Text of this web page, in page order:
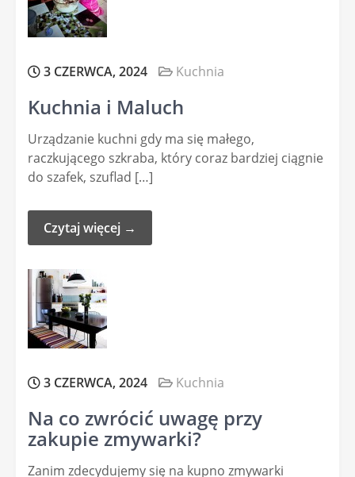
3 CZERWCA, 2024 Kuchnia
Kuchnia i Maluch
Urządzanie kuchni gdy ma się małego,
raczkującego szkraba, który coraz bardziej ciągnie
do szafek, szuflad […]
Czytaj więcej →
3 CZERWCA, 2024 Kuchnia
Na co zwrócić uwagę przy
zakupie zmywarki?
Zanim zdecydujemy się na kupno zmywarki